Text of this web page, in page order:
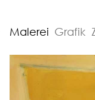
Malerei Grafik